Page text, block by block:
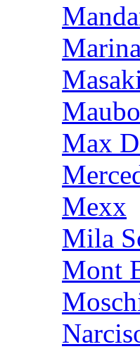
Max
Mexx
Mila
Mont